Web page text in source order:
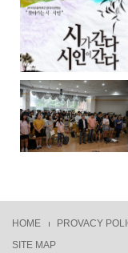
HOME PROVACY
SITE MAP